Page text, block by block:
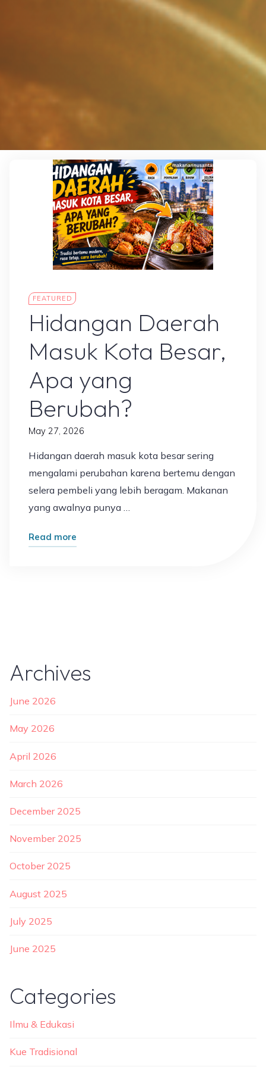
Leave a comment
FEATURED
Hidangan Daerah
Masuk Kota Besar,
Apa yang
Berubah?
May 27, 2026
Hidangan daerah masuk kota besar sering
mengalami perubahan karena bertemu dengan
selera pembeli yang lebih beragam. Makanan
yang awalnya punya …
Read more
Archives
June 2026
May 2026
April 2026
March 2026
December 2025
November 2025
October 2025
August 2025
July 2025
June 2025
Categories
Ilmu & Edukasi
Kue Tradisional